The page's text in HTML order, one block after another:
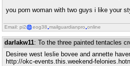
you porn woman with two guys i like your
Email: pi2 eog38 mailguardianpro online
darlakw11: To the three painted tentacles
Desiree west leslie bovee and annette
http://okc-events.this.weekend-